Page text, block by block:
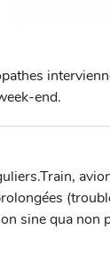
end.
sine qua